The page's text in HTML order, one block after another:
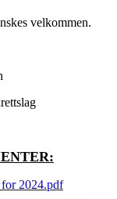
velkommen.
2024.pdf